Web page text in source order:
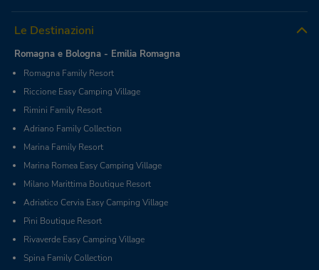
Le Destinazioni
Romagna e Bologna - Emilia Romagna
Romagna Family Resort
Riccione Easy Camping Village
Rimini Family Resort
Adriano Family Collection
Marina Family Resort
Marina Romea Easy Camping Village
Milano Marittima Boutique Resort
Adriatico Cervia Easy Camping Village
Pini Boutique Resort
Rivaverde Easy Camping Village
Spina Family Collection